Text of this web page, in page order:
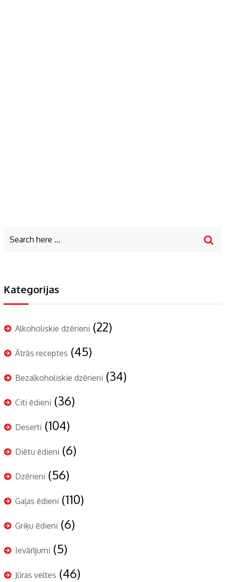
Kategorijas
Alkoholiskie dzērieni (22)
Ātrās receptes (45)
Bezalkoholiskie dzērieni (34)
Citi ēdieni (36)
Deserti (104)
Diētu ēdieni (6)
Dzērieni (56)
Gaļas ēdieni (110)
Griķu ēdieni (6)
Ievārījumi (5)
Jūras veltes (46)